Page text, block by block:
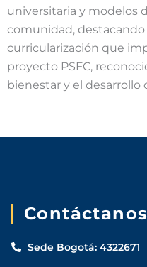
universitaria y modelos
comunidad, destacando
curricularización que
proyecto PSFC,
bienestar y el desarrollo
Contáctanos
Sede Bogotá: 4322671